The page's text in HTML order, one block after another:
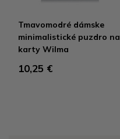
Tmavomodré dámske
minimalistické puzdro na
karty Wilma
10,25 €